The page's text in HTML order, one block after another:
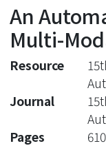
Statistics
An
Multi-
Resource
Journal
Pages